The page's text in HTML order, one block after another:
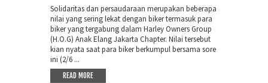
Solidaritas dan persaudaraan merupakan beberapa
nilai yang sering lekat dengan biker termasuk para
biker yang tergabung dalam Harley Owners Group
(H.O.G) Anak Elang Jakarta Chapter. Nilai tersebut
kian nyata saat para biker berkumpul bersama sore
ini (2/6 ...
READ MORE